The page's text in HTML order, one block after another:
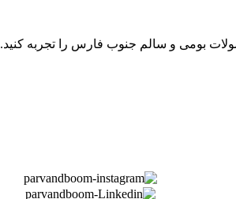
بومی و سالم جنوب فارس را تجربه کنید.